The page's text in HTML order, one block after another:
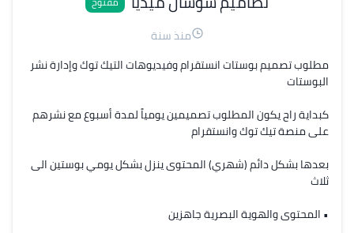
منذ سنة
• المحتوى والهوية البصرية جاهزين